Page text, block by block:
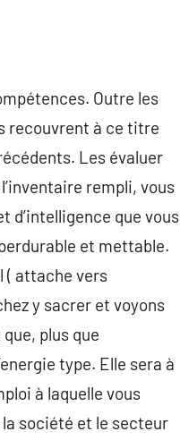
Outre les
recouvrent à ce titre
Les évaluer
rempli, vous
d’intelligence que vous
et mettable.
( attache vers
y sacrer et voyons
plus que
type. Elle sera à
à laquelle vous
société et le secteur